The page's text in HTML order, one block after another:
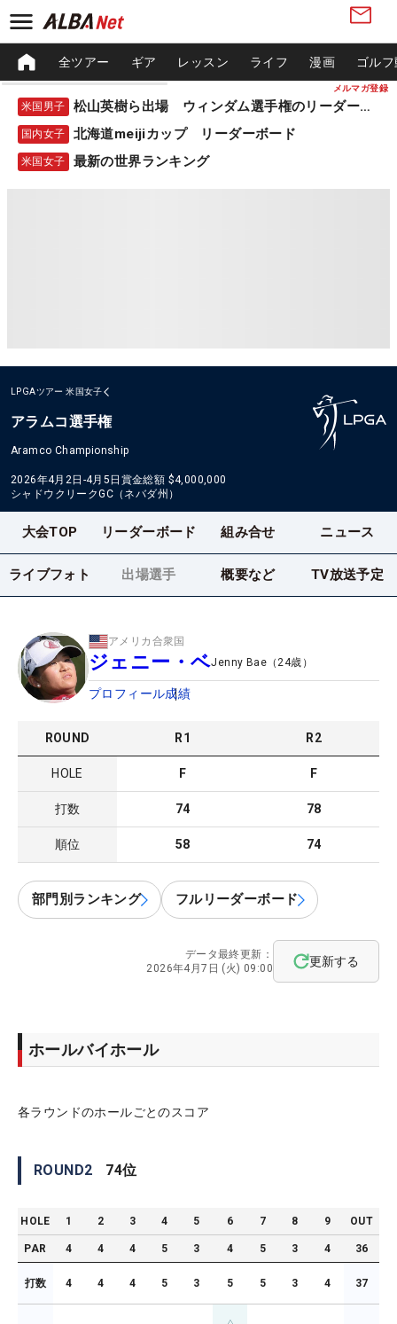
メルマガ登録
全ツアー ギア レッスン ライフ 漫画 ゴル
米国男子 松山英樹ら出場 ウィンダム選手権のリーダーボード
国内女子 北海道meijiカップ リーダーボード
米国女子 最新の世界ランキング
LPGAツアー 米国女子
アラムコ選手権
Aramco Championship
2026年4月2日-4月5日 賞金総額 $4,000,000
シャドウクリークGC（ネバダ州）
大会TOP リーダーボード 組み合せ ニュース
ライブフォト 出場選手 概要など TV放送予定
アメリカ合衆国
ジェニー・ベJenny Bae （ 24歳）
プロフィール成績
ROUND R1 R2
HOLE F F
打数 74 78
順位 58 74
部門別ランキング フルリーダーボード
データ最終更新：
2026年4月7日 (火) 09:00
更新する
ホールバイホール
各ラウンドのホールごとのスコア
ROUND2 74位
HOLE 1 2 3 4 5 6 7 8 9 OUT
PAR 4 4 4 5 3 4 5 3 4 36
打数 4 4 4 5 3 5 5 3 4 37